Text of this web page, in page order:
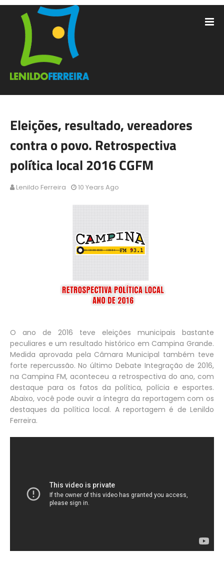
Eleições, resultado, vereadores
contra o povo. Retrospectiva
política local 2016 CGFM
Lenildo Ferreira 10 Years Ago
O ano de 2016 teve eleições municipais bastante
peculiares e um resultado histórico em Campina Grande.
Medida aprovada pela Câmara Municipal também teve
forte repercussão. No último Debate Integração de 2016,
na Campina FM, aconteceu a retrospectiva do ano, com
destaque para os fatos da política, polícia e esportes.
Abaixo, você pode ouvir a íntegra da reportagem com os
destaques da política local. A reportagem é de Lenildo
Ferreira.